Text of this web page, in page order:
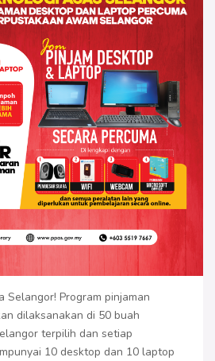
Program pinjaman
dilaksanakan di 50 buah
terpilih dan setiap
10 desktop dan 10 laptop